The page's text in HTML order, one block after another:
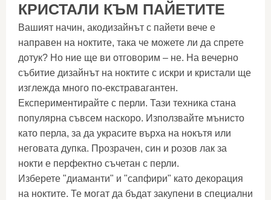
КРИСТАЛИ КЪМ ПАЙЕТИТЕ
Вашият начин, акодизайнът с пайети вече е
направен на ноктите, така че можете ли да спрете
дотук? Но ние ще ви отговорим – не. На вечерно
събитие дизайнът на ноктите с искри и кристали ще
изглежда много по-екстравагантен.
Експериментирайте с перли. Тази техника стана
популярна съвсем наскоро. Използвайте мънисто
като перла, за да украсите върха на нокътя или
неговата дупка. Прозрачен, син и розов лак за
нокти е перфектно съчетан с перли.
Изберете "диаманти" и "сапфири" като декорация
на ноктите. Те могат да бъдат закупени в специални